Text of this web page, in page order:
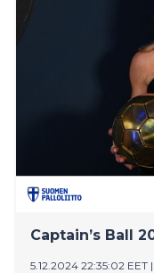
Captain’s Ball
5.12.2024 22:35:02 EET |